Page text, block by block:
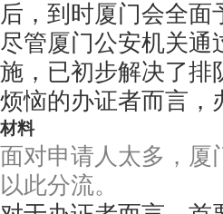
后，到时厦门会全面
尽管厦门公安机关通
施，已初步解决了排
烦恼的办证者而言，
材料
面对申请人太多，厦
以此分流。